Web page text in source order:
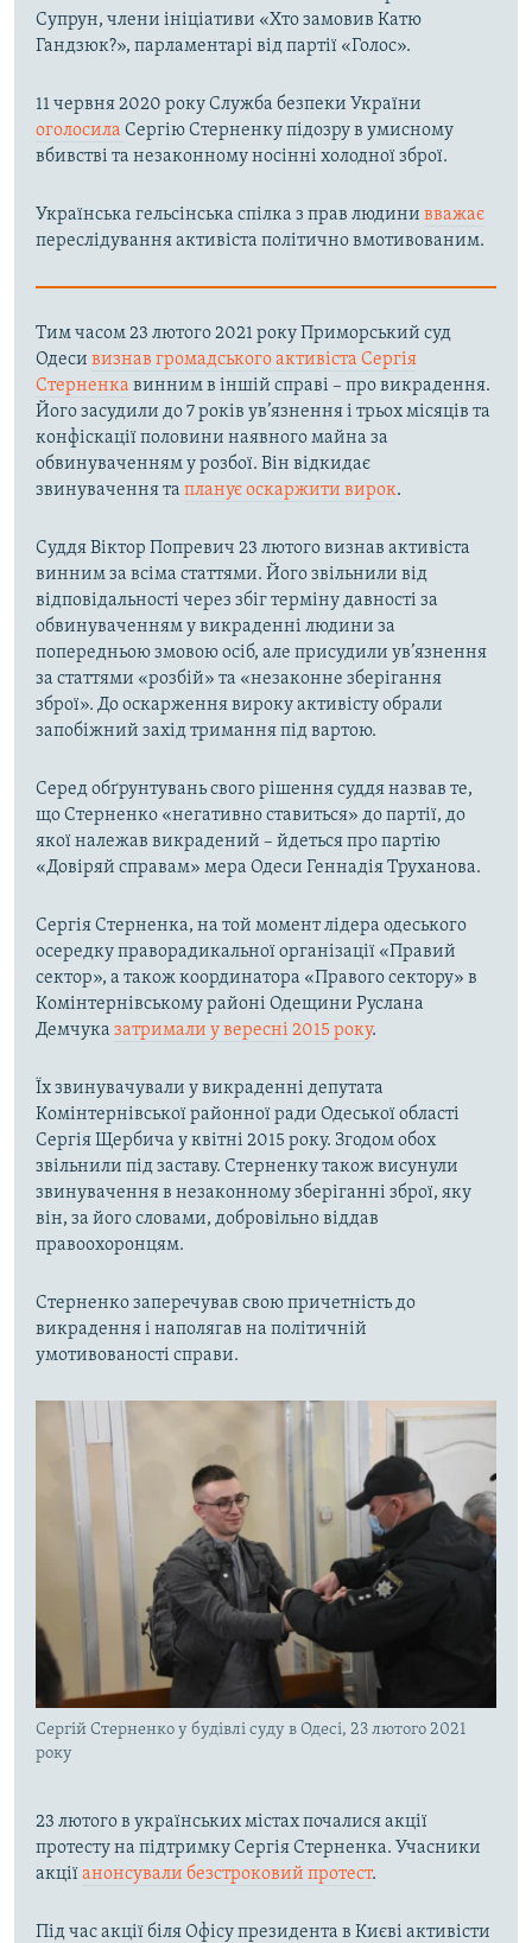
Супрун, члени ініціативи «Хто замовив Катю
Гандзюк?», парламентарі від партії «Голос».
11 червня 2020 року Служба безпеки України
оголосила Сергію Стерненку підозру в умисному
вбивстві та незаконному носінні холодної зброї.
Українська гельсінська спілка з прав людини вважає
переслідування активіста політично вмотивованим.
Тим часом 23 лютого 2021 року Приморський суд
Одеси визнав громадського активіста Сергія
Стерненка винним в іншій справі – про викрадення.
Його засудили до 7 років ув’язнення і трьох місяців та
конфіскації половини наявного майна за
обвинуваченням у розбої. Він відкидає
звинувачення та планує оскаржити вирок.
Суддя Віктор Попревич 23 лютого визнав активіста
винним за всіма статтями. Його звільнили від
відповідальності через збіг терміну давності за
обвинуваченням у викраденні людини за
попередньою змовою осіб, але присудили ув’язнення
за статтями «розбій» та «незаконне зберігання
зброї». До оскарження вироку активісту обрали
запобіжний захід тримання під вартою.
Серед обґрунтувань свого рішення суддя назвав те,
що Стерненко «негативно ставиться» до партії, до
якої належав викрадений – йдеться про партію
«Довіряй справам» мера Одеси Геннадія Труханова.
Сергія Стерненка, на той момент лідера одеського
осередку праворадикальної організації «Правий
сектор», а також координатора «Правого сектору» в
Комінтернівському районі Одещини Руслана
Демчука затримали у вересні 2015 року.
Їх звинувачували у викраденні депутата
Комінтернівської районної ради Одеської області
Сергія Щербича у квітні 2015 року. Згодом обох
звільнили під заставу. Стерненку також висунули
звинувачення в незаконному зберіганні зброї, яку
він, за його словами, добровільно віддав
правоохоронцям.
Стерненко заперечував свою причетність до
викрадення і наполягав на політичній
умотивованості справи.
Сергій Стерненко у будівлі суду в Одесі, 23 лютого 2021
року
23 лютого в українських містах почалися акції
протесту на підтримку Сергія Стерненка. Учасники
акціїанонсували безстроковий протест.
Під час акції біля Офісу президента в Києві активісти